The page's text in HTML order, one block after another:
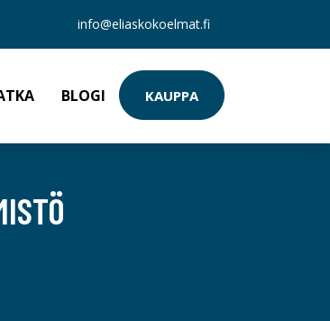
info@eliaskokoelmat.fi
BLOGI KAUPPA